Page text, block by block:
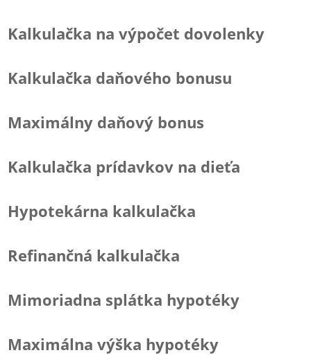
Kalkulačka na výpočet dovolenky
Kalkulačka daňového bonusu
Maximálny daňový bonus
Kalkulačka prídavkov na dieťa
Hypotekárna kalkulačka
Refinančná kalkulačka
Mimoriadna splátka hypotéky
Maximálna výška hypotéky